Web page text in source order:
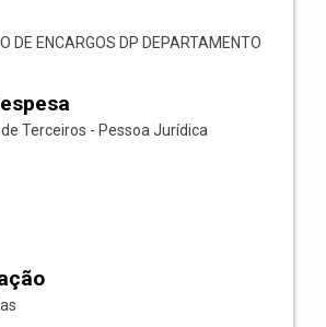
DE ENCARGOS DP DEPARTAMENTO
Terceiros - Pessoa Jurídica